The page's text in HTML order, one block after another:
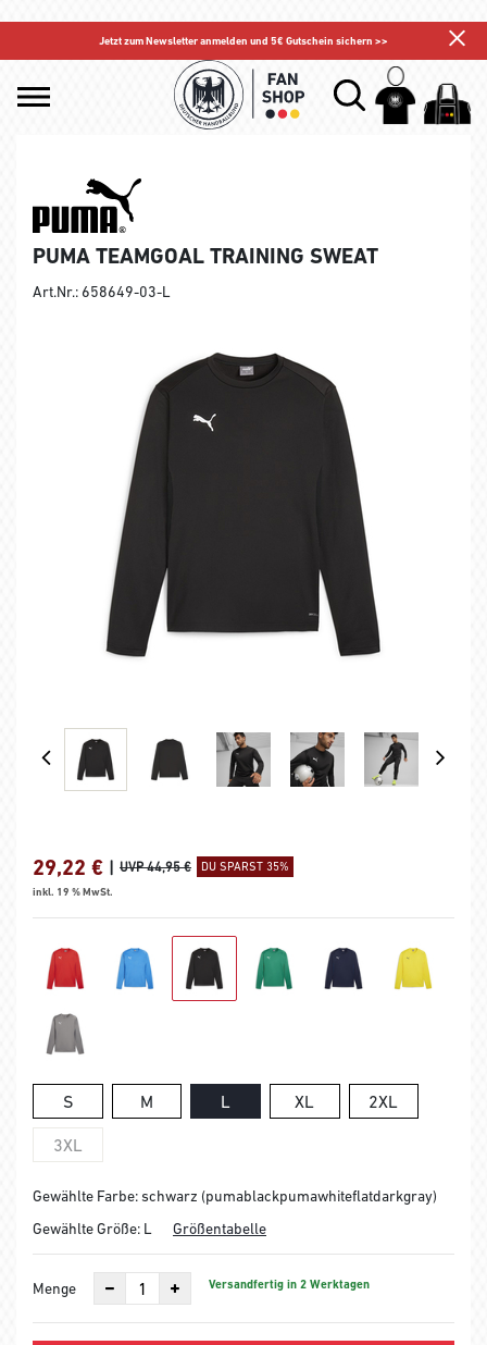
Jetzt zum Newsletter anmelden und 5€ Gutschein sichern >>
PUMA TEAMGOAL TRAINING SWEAT
Art.Nr.: 658649-03-L
29,22 € | UVP 44,95 € DU SPARST 35%
inkl. 19 % MwSt.
S M L XL 2XL
3XL
Gewählte Farbe: schwarz (pumablackpumawhiteflatdarkgray)
Gewählte Größe: L Größentabelle
Menge Versandfertig in 2 Werktagen